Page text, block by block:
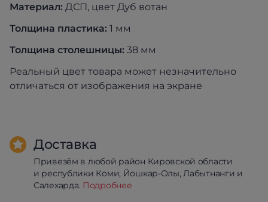
Материал: ДСП, цвет Дуб вотан
Толщина пластика: 1 мм
Толщина столешницы: 38 мм
Реальный цвет товара может незначительно
отличаться от изображения на экране
Доставка
Привезём в любой район Кировской области
и республики Коми, Йошкар-Олы, Лабытнанги и
Салехарда. Подробнее